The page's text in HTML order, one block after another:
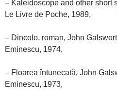
– Kaleidoscope and other short
Le Livre de Poche, 1989,
– Dincolo, roman, John
Eminescu, 1974,
– Floarea întunecată, John
Eminescu, 1973,